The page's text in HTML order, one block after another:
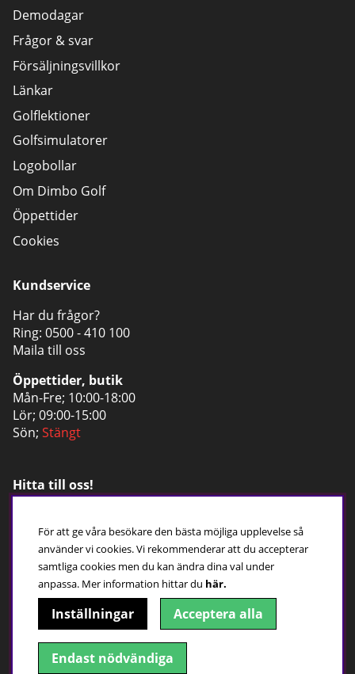
Demodagar
Frågor & svar
Försäljningsvillkor
Länkar
Golflektioner
Golfsimulatorer
Logobollar
Om Dimbo Golf
Öppettider
Cookies
Kundservice
Har du frågor?
Ring: 0500 - 410 100
Maila till oss
Öppettider, butik
Mån-Fre; 10:00-18:00
Lör; 09:00-15:00
Sön; Stängt
Hitta till oss!
Adress: Gesällgatan 1, 541 50 Skövde
Få erbjudanden och nyheter
För att ge våra besökare den bästa möjliga upplevelse så
använder vi cookies. Vi rekommenderar att du accepterar
samtliga cookies men du kan ändra dina val under
anpassa. Mer information hittar du här.
Inställningar Acceptera alla
Endast nödvändiga